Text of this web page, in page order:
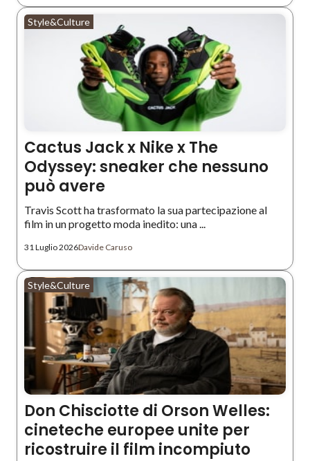
Style&Culture
Cactus Jack x Nike x The
Odyssey: sneaker che nessuno
può avere
Travis Scott ha trasformato la sua partecipazione al
film in un progetto moda inedito: una ...
31 Luglio 2026Davide Caruso
Style&Culture
Don Chisciotte di Orson Welles:
cineteche europee unite per
ricostruire il film incompiuto